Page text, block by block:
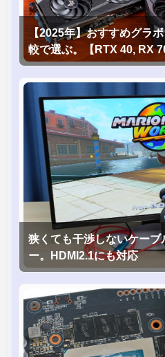
【2025年】おすすめグラ
較で選ぶ。【RTX 40, RX
狭くても干渉しないケーブ
ー。HDMI2.1にも対応